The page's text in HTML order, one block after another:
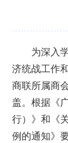
为深入
济统战工作
商联所属商
盖。根据《
行）》和《
例的通知》